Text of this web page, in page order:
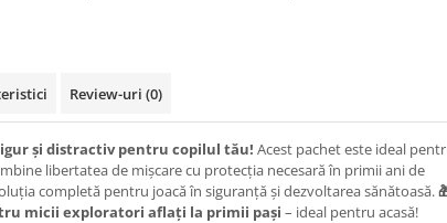
Review-uri (0)
și distractiv pentru copilul tău! Acest pachet este ideal
libertatea de mișcare cu protecția necesară în primii ani de
completă pentru joacă în siguranță și dezvoltarea sănătoasă.
micii exploratori aflați la primii pași – ideal pentru acasă!